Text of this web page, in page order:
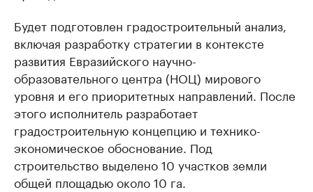
Будет подготовлен градостроительный анализ,
включая разработку стратегии в контексте
развития Евразийского научно-
образовательного центра (НОЦ) мирового
уровня и его приоритетных направлений. После
этого исполнитель разработает
градостроительную концепцию и технико-
экономическое обоснование. Под
строительство выделено 10 участков земли
общей площадью около 10 га.